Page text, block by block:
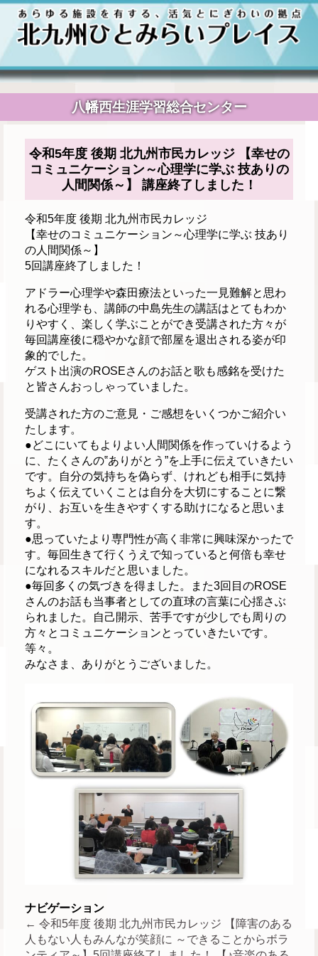
八幡西生涯学習総合センター
令和5年度 後期 北九州市民カレッジ 【幸せの
コミュニケーション～心理学に学ぶ 技ありの
人間関係～】 講座終了しました！
令和5年度 後期 北九州市民カレッジ
【幸せのコミュニケーション～心理学に学ぶ 技あり
の人間関係～】
5回講座終了しました！
アドラー心理学や森田療法といった一見難解と思わ
れる心理学も、講師の中島先生の講話はとてもわか
りやすく、楽しく学ぶことができ受講された方々が
毎回講座後に穏やかな顔で部屋を退出される姿が印
象的でした。
ゲスト出演のROSEさんのお話と歌も感銘を受けた
と皆さんおっしゃっていました。
受講された方のご意見・ご感想をいくつかご紹介い
たします。
●どこにいてもよりよい人間関係を作っていけるよう
に、たくさんの‟ありがとう”を上手に伝えていきたい
です。自分の気持ちを偽らず、けれども相手に気持
ちよく伝えていくことは自分を大切にすることに繋
がり、お互いを生きやすくする助けになると思いま
す。
●思っていたより専門性が高く非常に興味深かったで
す。毎回生きて行くうえで知っていると何倍も幸せ
になれるスキルだと思いました。
●毎回多くの気づきを得ました。また3回目のROSE
さんのお話も当事者としての直球の言葉に心揺さぶ
られました。自己開示、苦手ですが少しでも周りの
方々とコミュニケーションとっていきたいです。
等々。
みなさま、ありがとうございました。
ナビゲーション
← 令和5年度 後期 北九州市民カレッジ 【障害のある
人もない人もみんなが笑顔に ～できることからボラ